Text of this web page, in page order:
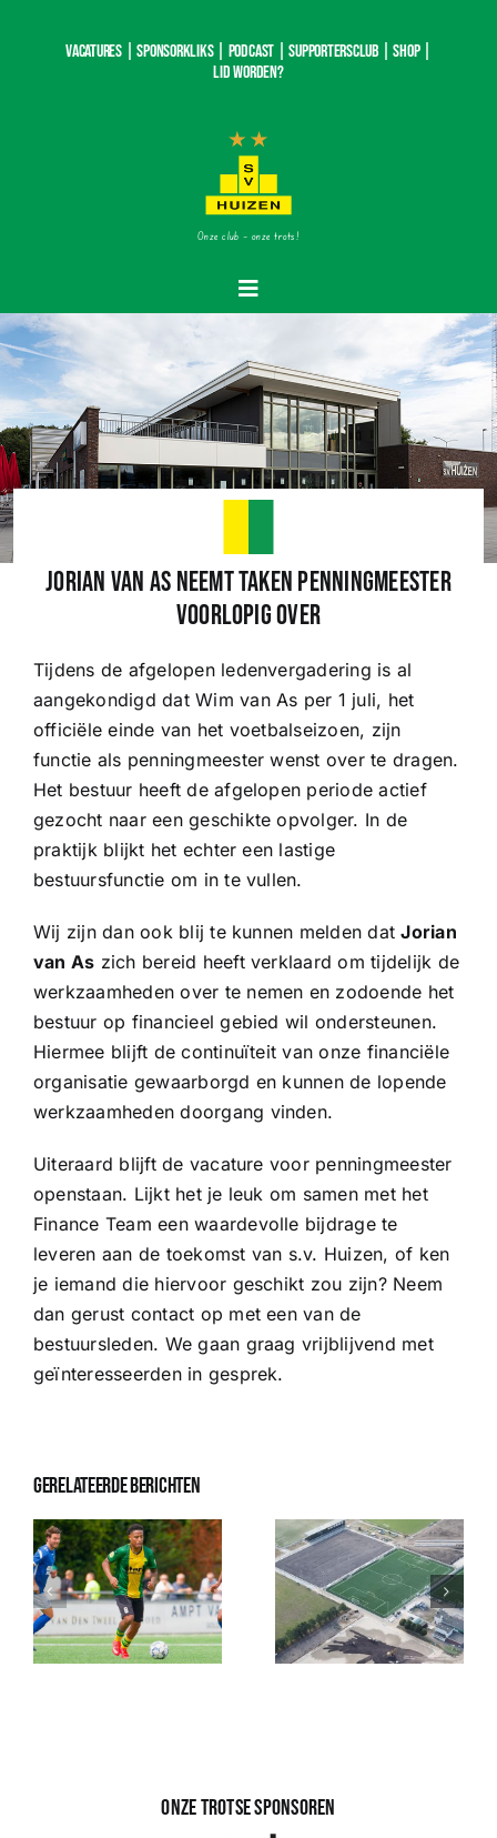
Vacatures | SponsorKliks | Podcast |Supportersclub|Shop|
Lid worden?
Onze club – onze trots!
Toggle
Home
Nieuws
Teams
Wedstrijden
Leden
Clubinformatie
Het eerste
Organisatie
Sponsoren
Commissies
ClubTV
Club van 100
Activiteiten
Business Club Zuyderzee
Jorian van As neemt taken penningmeester
voorlopig over
Tijdens de afgelopen ledenvergadering is al
aangekondigd dat Wim van As per 1 juli, het
officiële einde van het voetbalseizoen, zijn
functie als penningmeester wenst over te dragen.
Het bestuur heeft de afgelopen periode actief
gezocht naar een geschikte opvolger. In de
praktijk blijkt het echter een lastige
bestuursfunctie om in te vullen.
Wij zijn dan ook blij te kunnen melden datJorian
van As zich bereid heeft verklaard om tijdelijk de
werkzaamheden over te nemen en zodoende het
bestuur op financieel gebied wil ondersteunen.
Hiermee blijft de continuïteit van onze financiële
organisatie gewaarborgd en kunnen de lopende
werkzaamheden doorgang vinden.
Uiteraard blijft de vacature voor penningmeester
openstaan. Lijkt het je leuk om samen met het
Finance Team een waardevolle bijdrage te
leveren aan de toekomst van s.v. Huizen, of ken
je iemand die hiervoor geschikt zou zijn? Neem
dan gerust contact op met een van de
bestuursleden. We gaan graag vrijblijvend met
geïnteresseerden in gesprek.
Gerelateerde berichten
Onze trotse sponsoren